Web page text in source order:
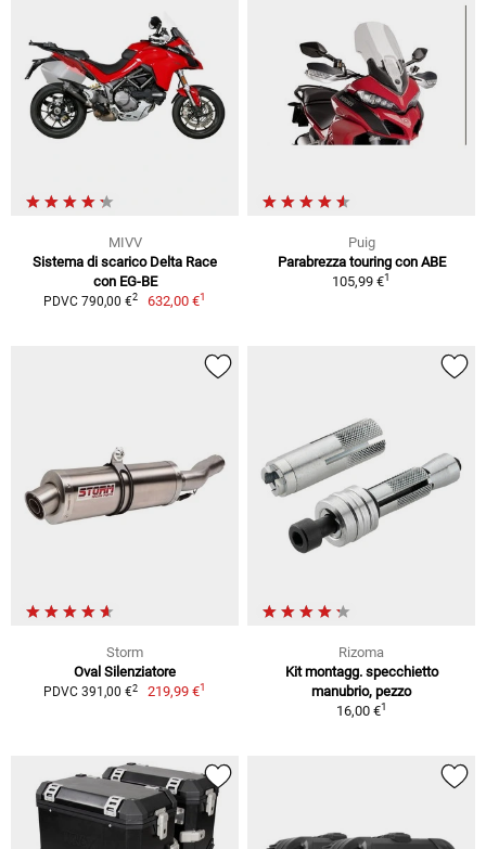
MIVV
Sistema di scarico Delta Race
con EG-BE
PDVC 790,00 €2 632,00 €1
Puig
Parabrezza touring con ABE
105,99 €1
Storm
Oval Silenziatore
PDVC 391,00 €2 219,99 €1
Rizoma
Kit montagg. specchietto
manubrio, pezzo
16,00 €1